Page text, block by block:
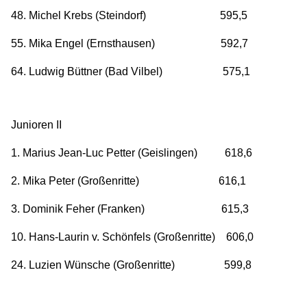
48. Michel Krebs (Steindorf) 595,5
55. Mika Engel (Ernsthausen) 592,7
64. Ludwig Büttner (Bad Vilbel) 575,1
Junioren II
1. Marius Jean-Luc Petter (Geislingen) 618,6
2. Mika Peter (Großenritte) 616,1
3. Dominik Feher (Franken) 615,3
10. Hans-Laurin v. Schönfels (Großenritte) 606,0
24. Luzien Wünsche (Großenritte) 599,8